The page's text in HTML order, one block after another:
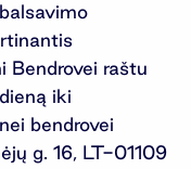
Bendrovei raštu
iki
bendrovei
g. 16, LT-01109